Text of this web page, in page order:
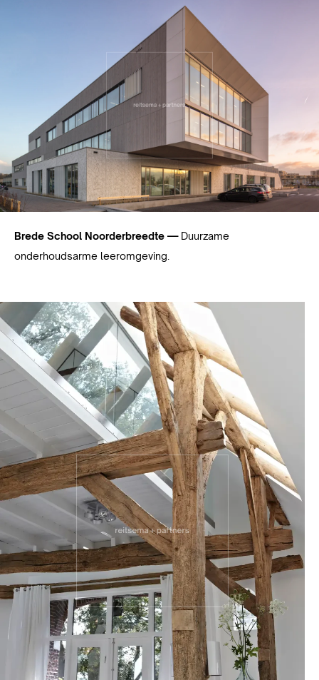
Brede School Noorderbreedte —Duurzame
onderhoudsarme leeromgeving.